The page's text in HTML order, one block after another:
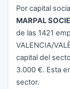
Por capital
MARPAL
de las 1421
VALENCIA/
capital del
3.000 €. Esta
sector.